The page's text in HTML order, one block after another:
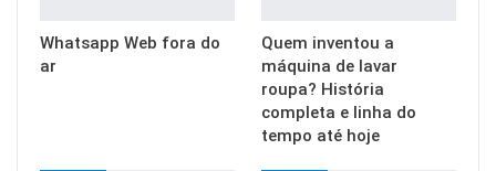
Whatsapp Web fora do
ar
Quem inventou a
máquina de lavar
roupa? História
completa e linha do
tempo até hoje